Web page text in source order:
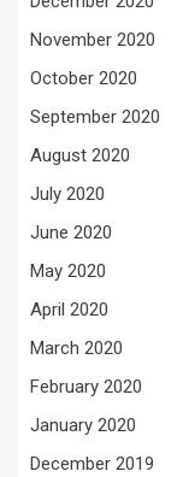
November 2020
October 2020
September 2020
August 2020
July 2020
June 2020
May 2020
April 2020
March 2020
February 2020
January 2020
December 2019